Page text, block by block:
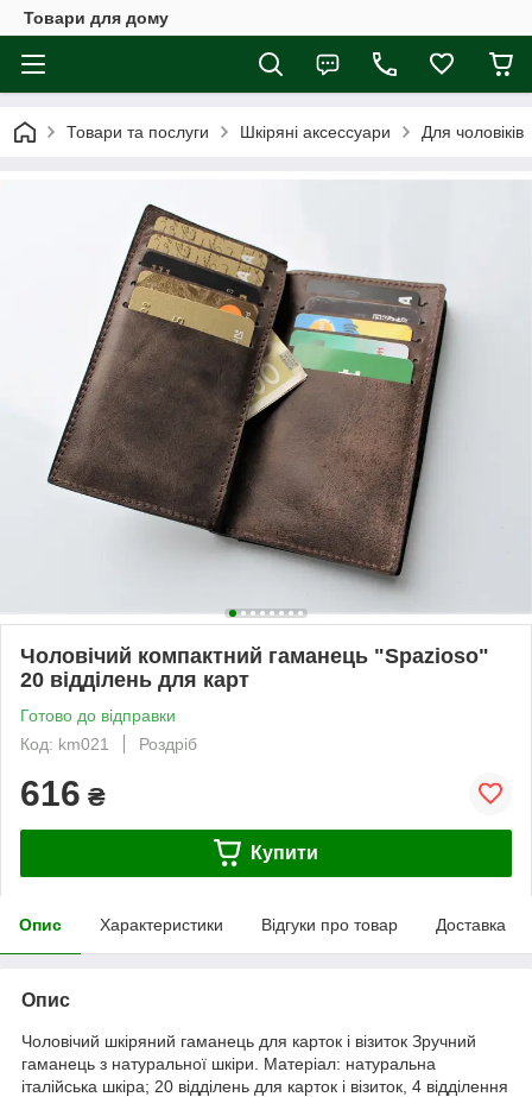
Товари для дому
Товари та послуги Шкіряні аксессуари Для чоловіків
Чоловічий компактний гаманець "Spazioso"
20 відділень для карт
Готово до відправки
Код: km021
Роздріб
616 ₴
Купити
Опис Характеристики Відгуки про товар Доставка
Опис
Чоловічий шкіряний гаманець для карток і візиток Зручний
гаманець з натуральної шкіри. Матеріал: натуральна
італійська шкіра; 20 відділень для карток і візиток, 4 відділення